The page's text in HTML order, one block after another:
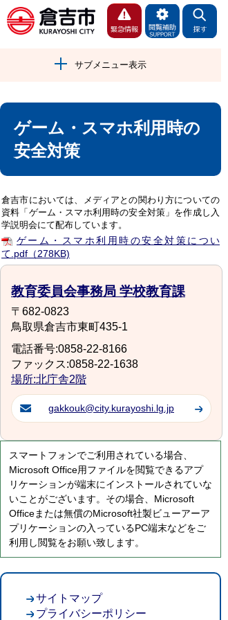
サブメニュー表示
ゲーム・スマホ利用時の
安全対策
倉吉市においては、メディアとの関わり方についての
資料「ゲーム・スマホ利用時の安全対策」を作成し入
学説明会にて配布しています。
ゲーム・スマホ利用時の安全対策につい
て.pdf（278KB)
教育委員会事務局 学校教育課
〒682-0823
鳥取県倉吉市東町435-1
電話番号:0858-22-8166
ファックス:0858-22-1638
場所:北庁舎2階
gakkouk@city.kurayoshi.lg.jp
スマートフォンでご利用されている場合、
Microsoft Office用ファイルを閲覧できるアプ
リケーションが端末にインストールされていな
いことがございます。その場合、Microsoft
Officeまたは無償のMicrosoft社製ビューアーア
プリケーションの入っているPC端末などをご
利用し閲覧をお願い致します。
サイトマップ
プライバシーポリシー